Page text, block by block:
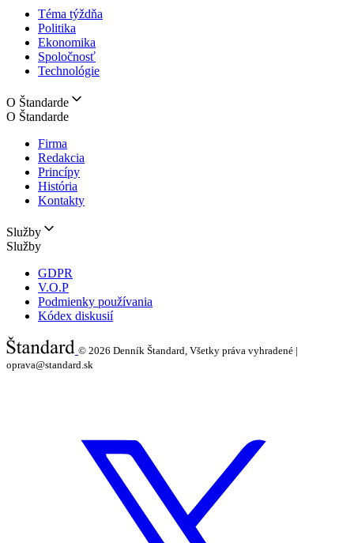
Téma týždňa
Politika
Ekonomika
Spoločnosť
Technológie
O Štandarde
O Štandarde
Firma
Redakcia
Princípy
História
Kontakty
Služby
Služby
GDPR
V.O.P
Podmienky používania
Kódex diskusií
© 2026 Denník Štandard, Všetky práva vyhradené |
oprava@standard.sk